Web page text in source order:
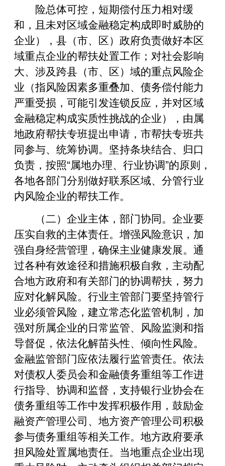
险总体可控，短期偿付压力相对缓
和，且未对区域金融稳定构成即时威胁的
企业），县（市、区）政府负责做好本区
域重点企业的帮扶处置工作；对社会影响
大、涉及跨县（市、区）域的重点风险企
业（指风险因素多重叠加、债务偿付能力
严重受损，可能引发连锁反应，并对区域
金融稳定构成实质性挑战的企业），由属
地政府帮扶专班提出申请，市帮扶专班共
同参与、统筹协调。坚持条块结合、归口
负责，按照“属地办理、行业协调”的原则，
各地各部门分别做好联系区域、分管行业
内风险企业的帮扶工作。
（二）企业主体，部门协同。企业要
压实自救的主体责任。增强风险意识，加
强自身经营管理，确保主业健康发展。通
过各种有效途径和措施积极自救，主动配
合地方政府和有关部门的协调帮扶，努力
应对化解风险。行业主管部门要坚持管行
业必须管风险，建立常态化监管机制，加
强对所属企业的日常监管、风险监测和指
导督促，依法化解苗头性、倾向性风险。
金融监管部门应依法履行监管责任。依法
对债权人委员会和金融债务重组等工作进
行指导、协调和监督，支持银行业协会在
债务重组等工作中发挥积极作用，鼓励金
融资产管理公司、地方资产管理公司积极
参与债务重组等相关工作。地方政府要承
担风险处置属地责任。当地重点企业出现